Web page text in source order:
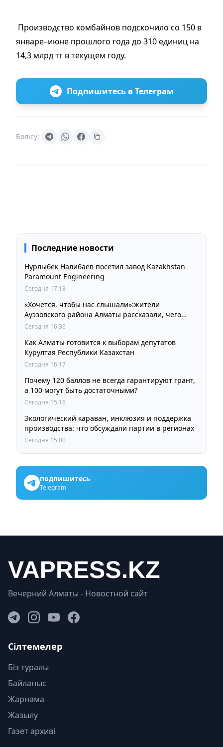
Производство комбайнов подскочило со 150 в
январе–июне прошлого года до 310 единиц на
14,3 млрд тг в текущем году.
Подпишитесь в Телеграм
Бөлісу:
Последние новости
Нурлыбек Налибаев посетил завод Kazakhstan
Paramount Engineering
Сегодня 17:18
«Хочется, чтобы нас слышали»:жители
Ауэзовского района Алматы рассказали, чего
ждут от выборов депутатов Курултая
Сегодня 16:36
Как Алматы готовится к выборам депутатов
Курултая Республики Казахстан
Сегодня 16:17
Почему 120 баллов не всегда гарантируют грант,
а 100 могут быть достаточными?
Сегодня 15:16
Экологический караван, инклюзия и поддержка
производства: что обсуждали партии в регионах
Сегодня 15:00
подпишитесь
Telegram
Вечерний Алматы - Новостной сайт
Сілтемелер
Біз туралы
Байланыс
Жарнама
Жазылу
Газет архиві